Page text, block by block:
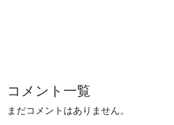
コメント一覧
まだコメントはありません。